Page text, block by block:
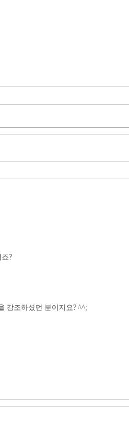
?
강조하셨던 분이지요? ^^;